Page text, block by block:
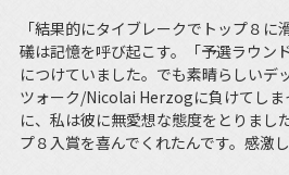
「結果的にタイブレークでトップ８に
礒は記憶を呼び起こす。「予選ラウン
につけていました。でも素晴らしいデ
ツォーク/Nicolai Herzogに負けてしま
に、私は彼に無愛想な態度をとりまし
プ８入賞を喜んでくれたんです。感激し